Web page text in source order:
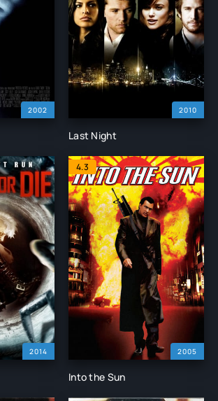
2002 2010
Last Night
2014 2005
4.3
Into the Sun